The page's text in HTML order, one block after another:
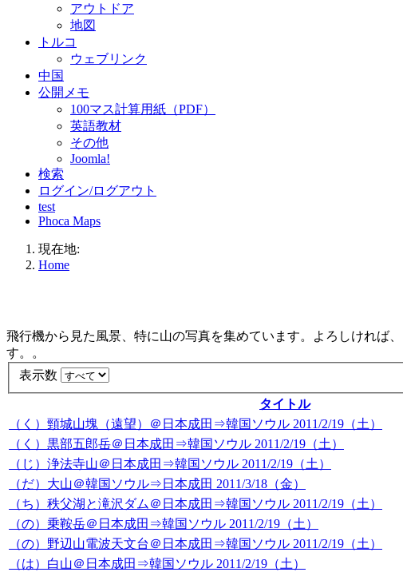
アウトドア
地図
トルコ
ウェブリンク
中国
公開メモ
100マス計算用紙（PDF）
英語教材
その他
Joomla!
検索
ログイン/ログアウト
test
Phoca Maps
現在地:
Home
飛行機から見た風景、特に山の写真を集めています。よろしければ、
す。
。
表示数
タイトル
（く）頸城山塊（遠望）＠日本成田⇒韓国ソウル 2011/2/19（土）
（く）黒部五郎岳＠日本成田⇒韓国ソウル 2011/2/19（土）
（じ）浄法寺山＠日本成田⇒韓国ソウル 2011/2/19（土）
（だ）大山＠韓国ソウル⇒日本成田 2011/3/18（金）
（ち）秩父湖と滝沢ダム＠日本成田⇒韓国ソウル 2011/2/19（土）
（の）乗鞍岳＠日本成田⇒韓国ソウル 2011/2/19（土）
（の）野辺山電波天文台＠日本成田⇒韓国ソウル 2011/2/19（土）
（は）白山＠日本成田⇒韓国ソウル 2011/2/19（土）